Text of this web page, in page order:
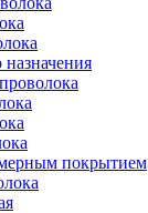
покрытием